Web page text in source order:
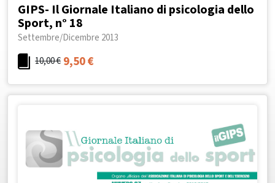
GIPS- Il Giornale Italiano di psicologia dello
Sport, n° 18
Settembre/Dicembre 2013
10,00€ 9,50€